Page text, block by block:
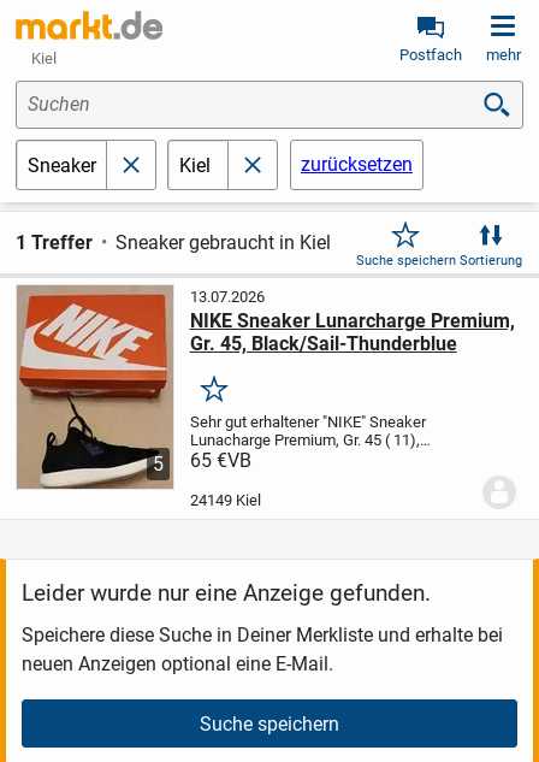
Kiel Postfach mehr
Suchen
Sneaker schließen
Kiel schließenzurücksetzen
1 Treffer Sneaker gebraucht in Kiel
Suche speichern Sortierung
5
13.07.2026
NIKE Sneaker Lunarcharge Premium,
Gr. 45, Black/Sail-Thunderblue
Merken
Sehr gut erhaltener "NIKE" Sneaker
Lunacharge Premium, Gr. 45 ( 11),
Farbkombi: Black / Sail - Thunder Blue,
sowie Neopren. weiße Sohle, je Seite 5
65 €VB
24149 Kiel
Leider wurde nur eine Anzeige gefunden.
Speichere diese Suche in Deiner Merkliste und erhalte bei
neuen Anzeigen optional eine E-Mail.
Suche speichern